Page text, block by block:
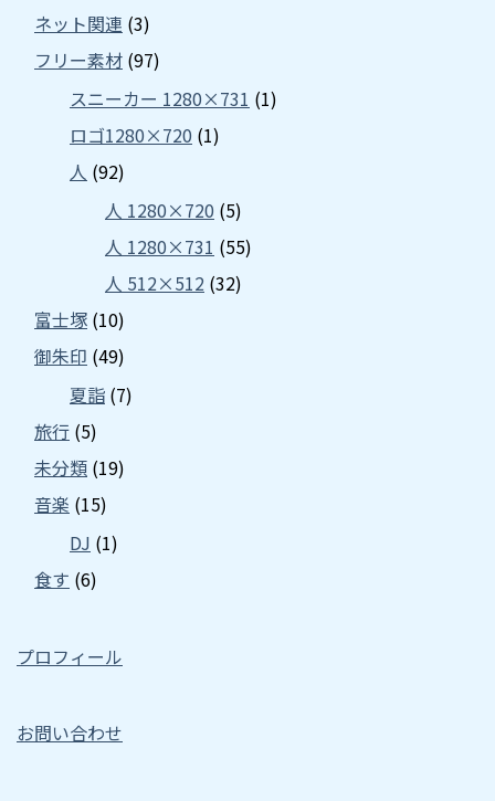
ネット関連 (3)
フリー素材 (97)
スニーカー 1280×731 (1)
ロゴ1280×720 (1)
人 (92)
人 1280×720 (5)
人 1280×731 (55)
人 512×512 (32)
富士塚 (10)
御朱印 (49)
夏詣 (7)
旅行 (5)
未分類 (19)
音楽 (15)
DJ (1)
食す (6)
プロフィール
お問い合わせ